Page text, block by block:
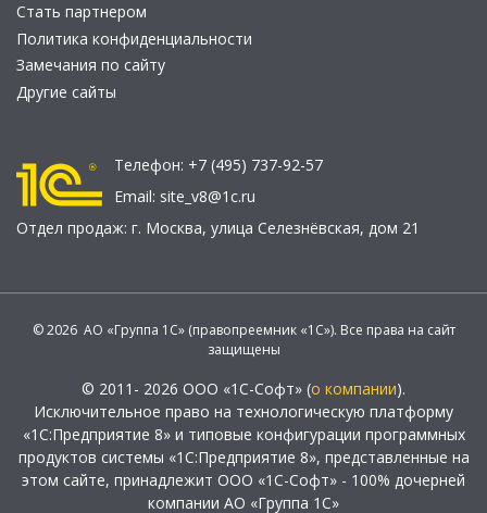
Стать партнером
Политика конфиденциальности
Замечания по сайту
Другие сайты
Телефон: +7 (495) 737-92-57
Email: site_v8@1c.ru
Отдел продаж: г. Москва, улица Селезнёвская, дом 21
© 2026 АО «Группа 1С» (правопреемник «1С»). Все права на сайт
защищены
© 2011- 2026 ООО «1С-Софт» (о компании).
Исключительное право на технологическую платформу
«1С:Предприятие 8» и типовые конфигурации программных
продуктов системы «1С:Предприятие 8», представленные на
этом сайте, принадлежит ООО «1С-Софт» - 100% дочерней
компании АО «Группа 1С»